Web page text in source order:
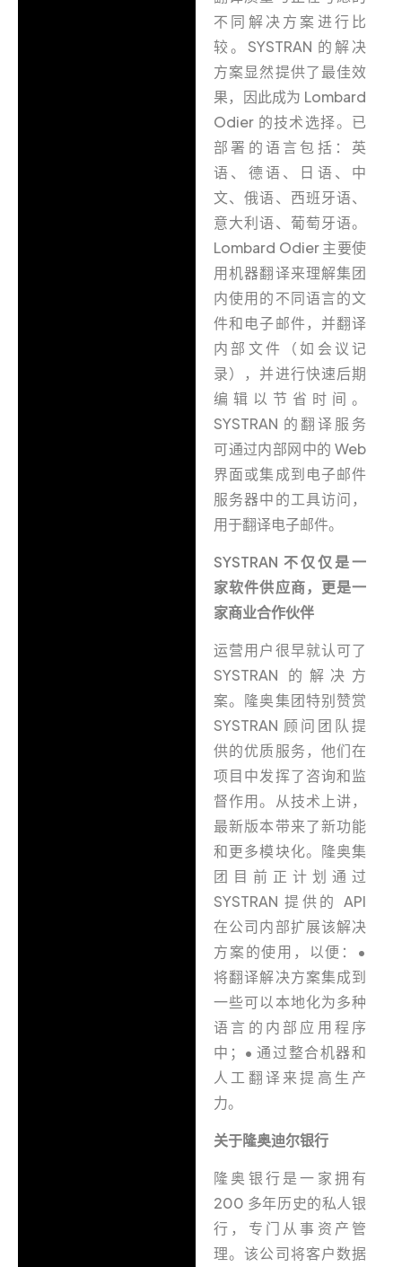
不同解决方案进行比
较。SYSTRAN 的解决
方案显然提供了最佳效
果，因此成为 Lombard
Odier 的技术选择。已
部署的语言包括：英
语、德语、日语、中
文、俄语、西班牙语、
意大利语、葡萄牙语。
Lombard Odier 主要使
用机器翻译来理解集团
内使用的不同语言的文
件和电子邮件，并翻译
内部文件（如会议记
录），并进行快速后期
编辑以节省时间。
SYSTRAN 的翻译服务
可通过内部网中的 Web
界面或集成到电子邮件
服务器中的工具访问，
用于翻译电子邮件。
SYSTRAN 不仅仅是一
家软件供应商，更是一
家商业合作伙伴
运营用户很早就认可了
SYSTRAN 的解决方
案。隆奥集团特别赞赏
SYSTRAN 顾问团队提
供的优质服务，他们在
项目中发挥了咨询和监
督作用。从技术上讲，
最新版本带来了新功能
和更多模块化。隆奥集
团目前正计划通过
SYSTRAN 提供的 API
在公司内部扩展该解决
方案的使用，以便：•
将翻译解决方案集成到
一些可以本地化为多种
语言的内部应用程序
中；• 通过整合机器和
人工翻译来提高生产
力。
关于隆奥迪尔银行
隆奥银行是一家拥有
200 多年历史的私人银
行，专门从事资产管
理。该公司将客户数据